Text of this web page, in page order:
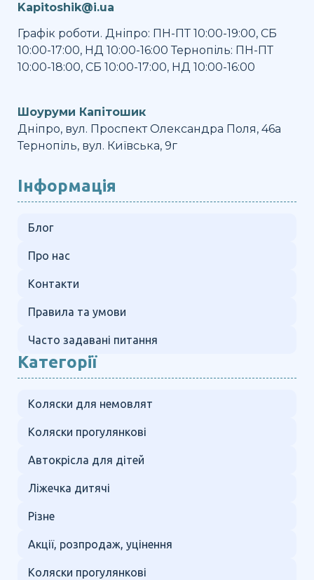
Kapitoshik@i.ua
Графік роботи. Дніпро: ПН-ПТ 10:00-19:00, СБ
10:00-17:00, НД 10:00-16:00 Тернопіль: ПН-ПТ
10:00-18:00, СБ 10:00-17:00, НД 10:00-16:00
Шоуруми Капітошик
Дніпро, вул. Проспект Олександра Поля, 46а
Тернопіль, вул. Київська, 9г
Інформація
Блог
Про нас
Контакти
Правила та умови
Часто задавані питання
Категорії
Коляски для немовлят
Коляски прогулянкові
Автокрісла для дітей
Ліжечка дитячі
Різне
Акції, розпродаж, уцінення
Коляски прогулянкові